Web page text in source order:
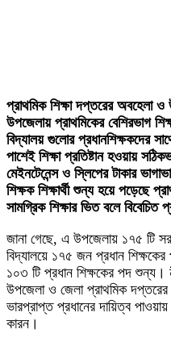
প্রাথমিক শিক্ষা দপ্তরের অবহেলা ও
উপজেলায় প্রাথমিকের বেশিরভাগ
বিদ্যালয় গুলোর প্রধানশিক্ষকদের
পাশেই শিক্ষা প্রতিষ্টান হওয়ায়
মেইনটেনেন্স ও স্লিপের টাকার
শিক্ষক শিক্ষার্থী শুন্য হয়ে পড়েছে
সামগ্রিক শিক্ষার ভিত বলে বিবেচিত
জানা গেছে, এ উপজেলায় ১৭৫ টি
বিদ্যালয়ে ১৭৫ জন প্রধান
১০৩ টি প্রধান শিক্ষকের পদ শুন্য।
উপজেলা ও জেলা প্রাথমিক দপ্তরের
ভারপ্রাপ্ত প্রধানের দায়িত্ব
কারন।